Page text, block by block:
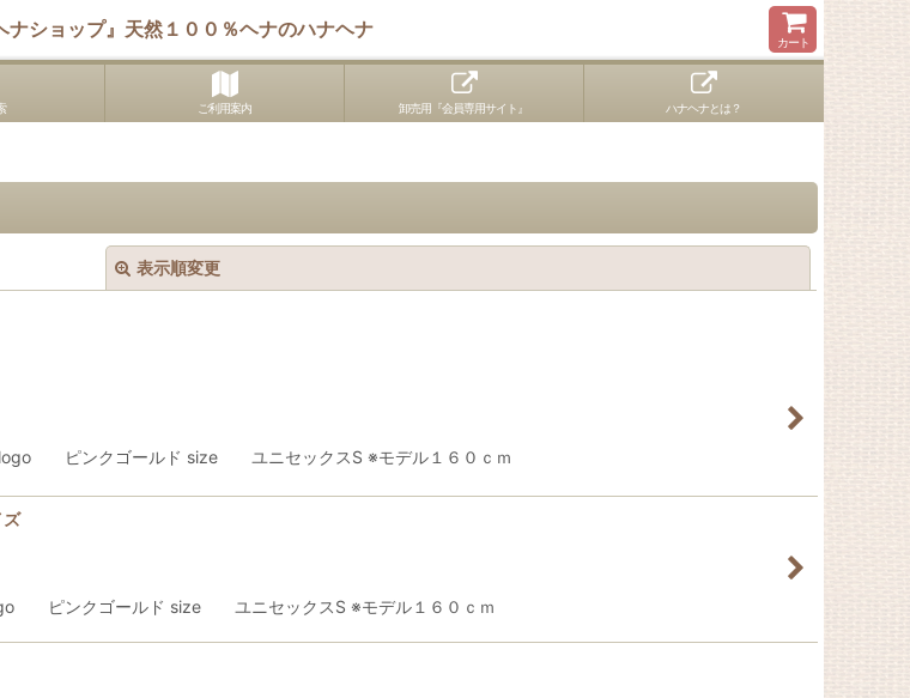
ナショップ』天然１００％ヘナのハナヘナ
カート
ご利用案内 卸売用『会員専用サイト』 ハナヘナとは？
表示順変更
絞り込む
ピンクゴールド size ユニセックスS ※モデル１６０ｃｍ
ズ
ピンクゴールド size ユニセックスS ※モデル１６０ｃｍ